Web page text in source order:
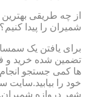
از چه طریقی
شمیران را پیدا کنیم؟
برای یافتن یک
تضمین شده خرید و
ها کمی جستجو انجام
خود را
شهر دروازه